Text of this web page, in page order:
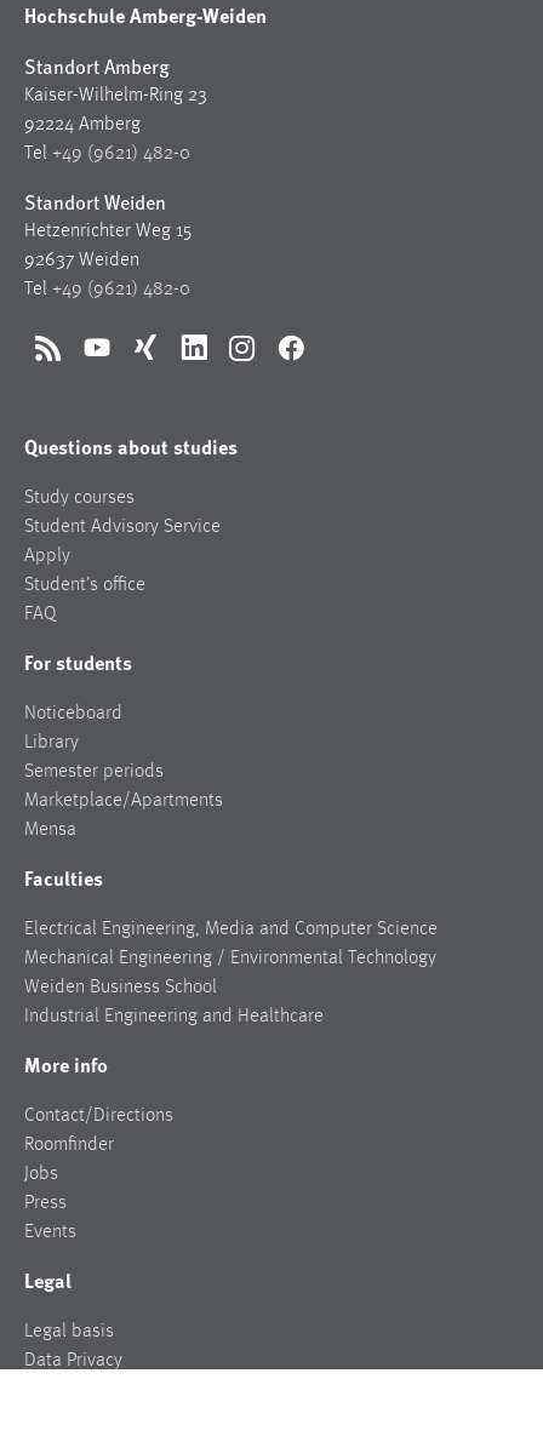
Hochschule Amberg-Weiden
Standort Amberg
Kaiser-Wilhelm-Ring 23
92224 Amberg
Tel +49 (9621) 482-0
Standort Weiden
Hetzenrichter Weg 15
92637 Weiden
Tel +49 (9621) 482-0
RSS YouTubeXing LinkedInInstagramFacebook
Questions about studies
Study courses
Student Advisory Service
Apply
Student’s office
FAQ
For students
Noticeboard
Library
Semester periods
Marketplace/Apartments
Mensa
Faculties
Electrical Engineering, Media and Computer Science
Mechanical Engineering / Environmental Technology
Weiden Business School
Industrial Engineering and Healthcare
More info
Contact/Directions
Roomfinder
Jobs
Press
Events
Legal
Legal basis
Data Privacy